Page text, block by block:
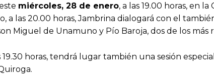
miércoles, 28 de enero, a las 19.00 horas, en
a las 20.00 horas, Jambrina dialogará con el
Miguel de Unamuno y Pío Baroja, dos de los
horas, tendrá lugar también una sesión